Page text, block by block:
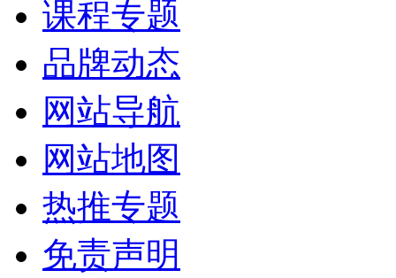
课程专题
品牌动态
网站导航
网站地图
热推专题
免责声明